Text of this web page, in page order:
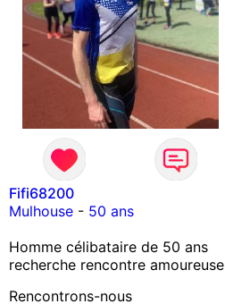
Fifi68200
Mulhouse - 50 ans
Homme célibataire de 50 ans
recherche rencontre amoureuse
Rencontrons-nous